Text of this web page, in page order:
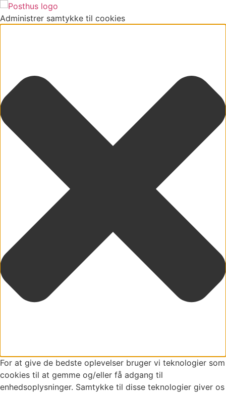
Administrer samtykke til cookies
For at give de bedste oplevelser bruger vi teknologier som
cookies til at gemme og/eller få adgang til
enhedsoplysninger. Samtykke til disse teknologier giver os